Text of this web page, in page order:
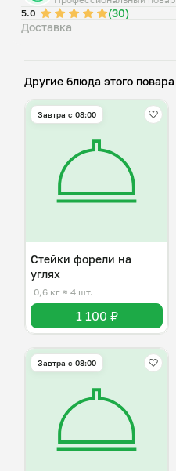
5.0
(30)
Доставка
Другие блюда этого повара
Завтра c 08:00
Стейки форели на
углях
0,6 кг ≈ 4 шт.
1 100 ₽
Завтра c 08:00